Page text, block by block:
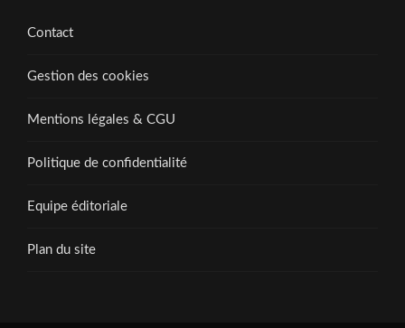
Contact
Gestion des cookies
Mentions légales & CGU
Politique de confidentialité
Equipe éditoriale
Plan du site